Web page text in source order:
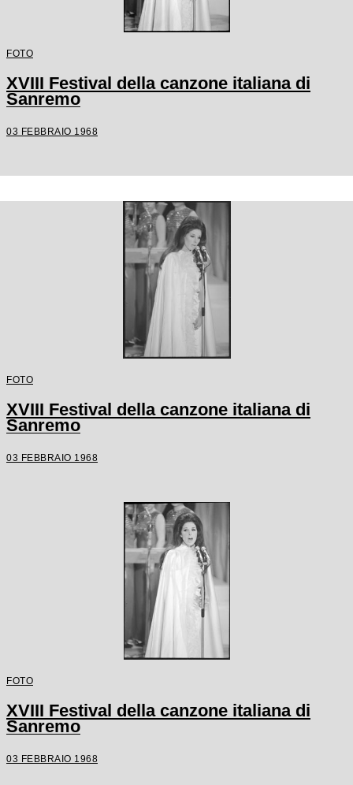
FOTO
XVIII Festival della canzone italiana di
Sanremo
03 FEBBRAIO 1968
FOTO
XVIII Festival della canzone italiana di
Sanremo
03 FEBBRAIO 1968
FOTO
XVIII Festival della canzone italiana di
Sanremo
03 FEBBRAIO 1968